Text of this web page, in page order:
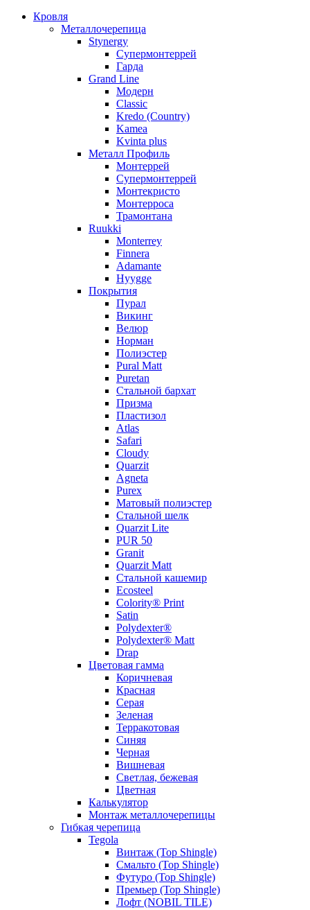
Кровля
Металлочерепица
Stynergy
Супермонтеррей
Гарда
Grand Line
Модерн
Classic
Kredo (Country)
Kamea
Kvinta plus
Металл Профиль
Монтеррей
Супермонтеррей
Монтекристо
Монтерроса
Трамонтана
Ruukki
Monterrey
Finnera
Adamante
Hyygge
Покрытия
Пурал
Викинг
Велюр
Норман
Полиэстер
Pural Matt
Puretan
Стальной бархат
Призма
Пластизол
Atlas
Safari
Cloudy
Quarzit
Agneta
Purex
Матовый полиэстер
Стальной шелк
Quarzit Lite
PUR 50
Granit
Quarzit Matt
Стальной кашемир
Ecosteel
Colority® Print
Satin
Polydexter®
Polydexter® Matt
Drap
Цветовая гамма
Коричневая
Красная
Серая
Зеленая
Терракотовая
Синяя
Черная
Вишневая
Светлая, бежевая
Цветная
Калькулятор
Монтаж металлочерепицы
Гибкая черепица
Tegola
Винтаж (Top Shingle)
Смальто (Top Shingle)
Футуро (Top Shingle)
Премьер (Top Shingle)
Лофт (NOBIL TILE)